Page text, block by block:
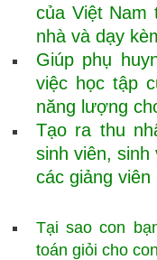
của Việt Nam
nhà và dạy
Giúp phụ
việc học tập
năng lượng
Tạo ra thu
sinh viên,
các giảng viên
Tại sao con
toán giỏi cho